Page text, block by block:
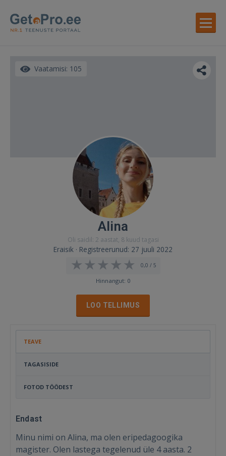
Vaatamisi: 105
Alina
Oli saidil: 2 aastat, 8 kuud tagasi
Eraisik · Registreerunud: 27 juuli 2022
0,0 / 5
Hinnangut: 0
LOO TELLIMUS
TEAVE
TAGASISIDE
FOTOD TÖÖDEST
Endast
Minu nimi on Alina, ma olen eripedagoogika
magister. Olen lastega tegelenud üle 4 aasta. 2